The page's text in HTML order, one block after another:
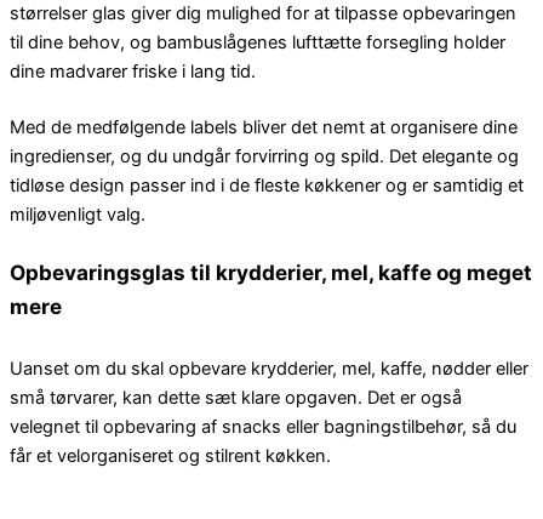
størrelser glas giver dig mulighed for at tilpasse opbevaringen
til dine behov, og bambuslågenes lufttætte forsegling holder
dine madvarer friske i lang tid.
Med de medfølgende labels bliver det nemt at organisere dine
ingredienser, og du undgår forvirring og spild. Det elegante og
tidløse design passer ind i de fleste køkkener og er samtidig et
miljøvenligt valg.
Opbevaringsglas til krydderier, mel, kaffe og meget
mere
Uanset om du skal opbevare krydderier, mel, kaffe, nødder eller
små tørvarer, kan dette sæt klare opgaven. Det er også
velegnet til opbevaring af snacks eller bagningstilbehør, så du
får et velorganiseret og stilrent køkken.